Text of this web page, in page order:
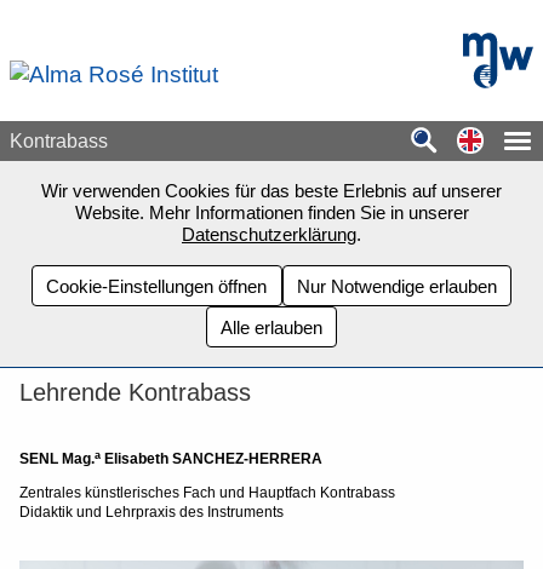
mdw -
Kontrabass
Wir verwenden Cookies für das beste Erlebnis auf unserer
Website. Mehr Informationen finden Sie in unserer
Datenschutzerklärung.
Cookie-Einstellungen öffnen
Nur Notwendige erlauben
Alle erlauben
Lehrende Kontrabass
SENL Mag.a Elisabeth SANCHEZ-HERRERA
Zentrales künstlerisches Fach und Hauptfach Kontrabass
Didaktik und Lehrpraxis des Instruments